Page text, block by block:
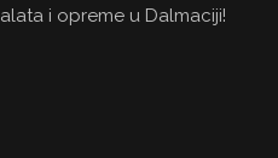
i opreme u Dalmaciji!